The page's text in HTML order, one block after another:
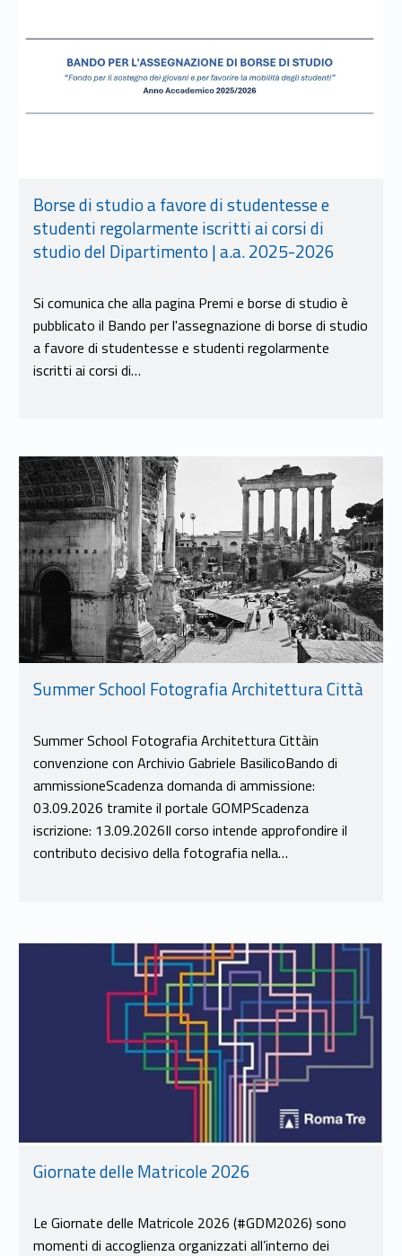
Borse di studio a favore di studentesse e
studenti regolarmente iscritti ai corsi di
studio del Dipartimento | a.a. 2025-2026
Si comunica che alla pagina Premi e borse di studio è
pubblicato il Bando per l'assegnazione di borse di studio
a favore di studentesse e studenti regolarmente
iscritti ai corsi di…
Link identifier #identifier__22019-9
Summer School Fotografia Architettura Città
Summer School Fotografia Architettura Cittàin
convenzione con Archivio Gabriele BasilicoBando di
ammissioneScadenza domanda di ammissione:
03.09.2026 tramite il portale GOMPScadenza
iscrizione: 13.09.2026Il corso intende approfondire il
contributo decisivo della fotografia nella…
Link identifier #identifier__188521-10
Giornate delle Matricole 2026
Le Giornate delle Matricole 2026 (#GDM2026) sono
momenti di accoglienza organizzati all’interno dei